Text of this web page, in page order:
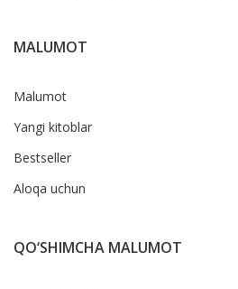
MALUMOT
Malumot
Yangi kitoblar
Bestseller
Aloqa uchun
QO‘SHIMCHA MALUMOT